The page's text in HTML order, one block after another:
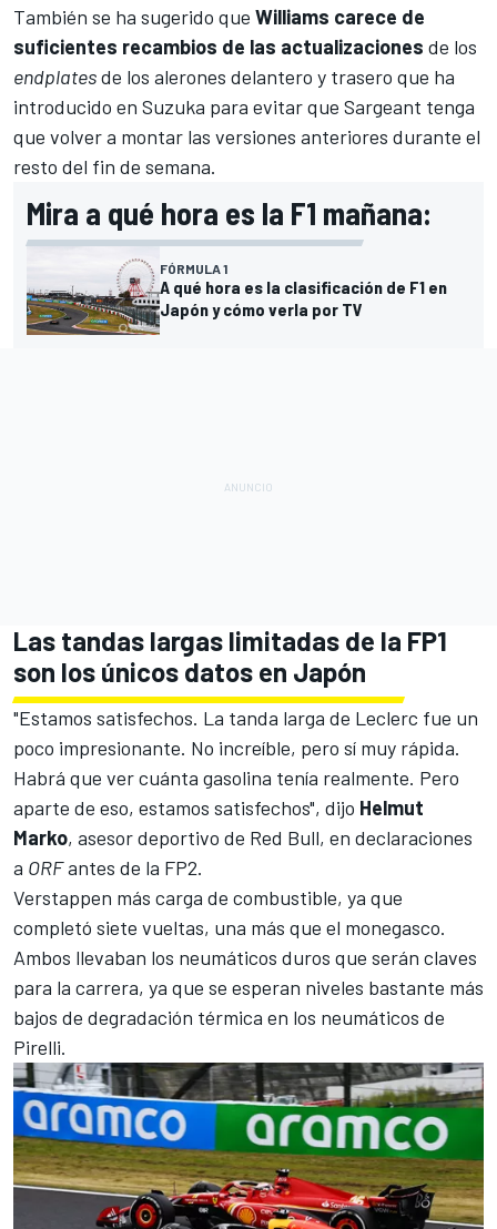
También se ha sugerido que Williams carece de
suficientes recambios de las actualizaciones de los
endplatesde los alerones delantero y trasero que ha
introducido en Suzuka para evitar que Sargeant tenga
que volver a montar las versiones anteriores durante el
resto del fin de semana.
Mira a qué hora es la F1 mañana:
FÓRMULA 1
A qué hora es la clasificación de F1 en
Japón y cómo verla por TV
Las tandas largas limitadas de la FP1
son los únicos datos en Japón
"Estamos satisfechos. La tanda larga de Leclerc fue un
poco impresionante. No increíble, pero sí muy rápida.
Habrá que ver cuánta gasolina tenía realmente. Pero
aparte de eso, estamos satisfechos", dijo Helmut
Marko, asesor deportivo de Red Bull, en declaraciones
a ORFantes de la FP2.
Verstappen más carga de combustible, ya que
completó siete vueltas, una más que el monegasco.
Ambos llevaban los neumáticos duros que serán claves
para la carrera, ya que se esperan niveles bastante más
bajos de degradación térmica en los neumáticos de
Pirelli.